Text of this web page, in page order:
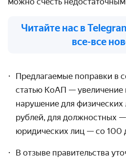
Читайте нас в
все-все
Предлагаемые поправки в
статью КоАП — увеличение
нарушение для физических
рублей, для должностных
юридических лиц — со 100
В отзыве правительства